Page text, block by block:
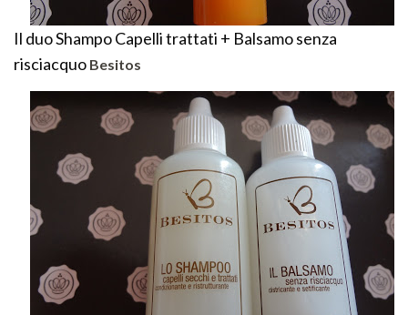
Il duo Shampo Capelli trattati + Balsamo senza
risciacquo Besitos